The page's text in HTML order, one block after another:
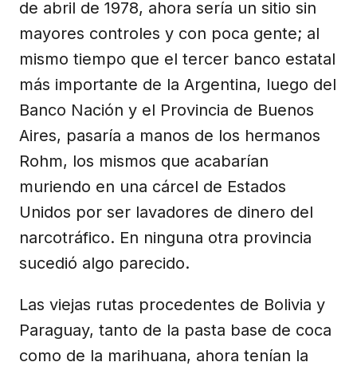
de abril de 1978, ahora sería un sitio sin
mayores controles y con poca gente; al
mismo tiempo que el tercer banco estatal
más importante de la Argentina, luego del
Banco Nación y el Provincia de Buenos
Aires, pasaría a manos de los hermanos
Rohm, los mismos que acabarían
muriendo en una cárcel de Estados
Unidos por ser lavadores de dinero del
narcotráfico. En ninguna otra provincia
sucedió algo parecido.
Las viejas rutas procedentes de Bolivia y
Paraguay, tanto de la pasta base de coca
como de la marihuana, ahora tenían la